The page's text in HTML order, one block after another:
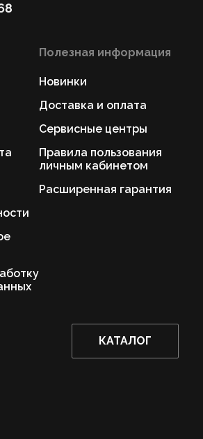
Полезная информация
Новинки
Доставка и оплата
Сервисные центры
Правила пользования
личным кабинетом
Расширенная гарантия
КАТАЛОГ